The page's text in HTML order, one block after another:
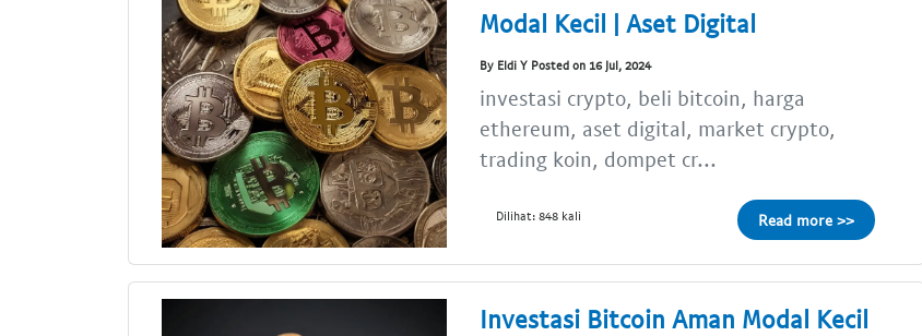
Modal Kecil | Aset Digital
By Eldi Y Posted on 16 Jul, 2024
investasi crypto, beli bitcoin, harga
ethereum, aset digital, market crypto,
trading koin, dompet cr...
Dilihat: 848 kali Read more >>
Investasi Bitcoin Aman Modal Kecil